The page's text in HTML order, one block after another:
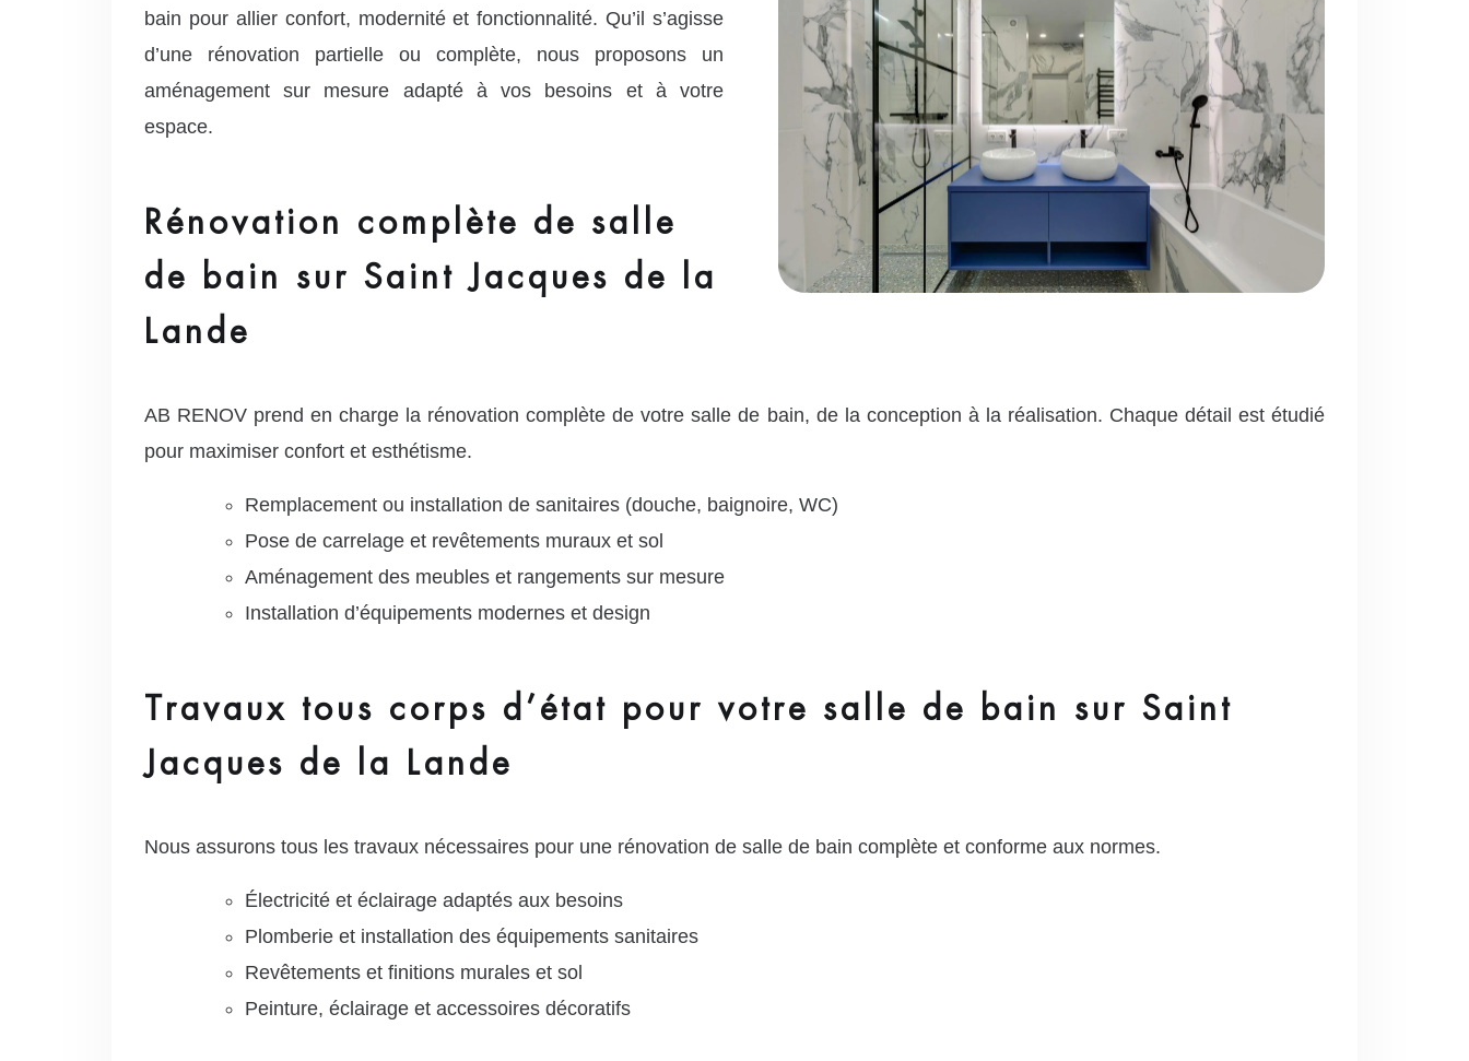
bain pour allier confort, modernité et fonctionnalité. Qu’il s’agisse
d’une rénovation partielle ou complète, nous proposons un
aménagement sur mesure adapté à vos besoins et à votre
espace.
Rénovation complète de salle
de bain sur Saint Jacques de la
Lande
AB RENOV prend en charge la rénovation complète de votre salle de bain, de la conception à la réalisation. Chaque détail est étudié
pour maximiser confort et esthétisme.
Remplacement ou installation de sanitaires (douche, baignoire, WC)
Pose de carrelage et revêtements muraux et sol
Aménagement des meubles et rangements sur mesure
Installation d’équipements modernes et design
Travaux tous corps d’état pour votre salle de bain sur Saint
Jacques de la Lande
Nous assurons tous les travaux nécessaires pour une rénovation de salle de bain complète et conforme aux normes.
Électricité et éclairage adaptés aux besoins
Plomberie et installation des équipements sanitaires
Revêtements et finitions murales et sol
Peinture, éclairage et accessoires décoratifs